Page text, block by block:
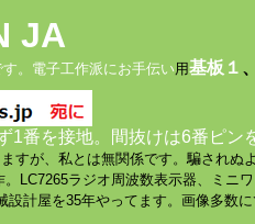
JA
。電子工作派にお手伝い用基板１ 、
1番を接地。間抜けは6番ピン
すが、私とは無関係です。騙されぬ
LC7265ラジオ周波数表示器、ミニ
計屋を35年やってます。画像多数